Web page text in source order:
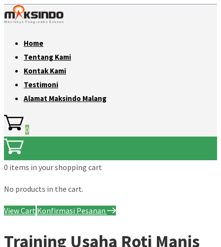
Home
Tentang Kami
Kontak Kami
Testimoni
Alamat Maksindo Malang
0
0 items in your shopping cart
No products in the cart.
View Cart Konfirmasi Pesanan
Training Usaha Roti Manis